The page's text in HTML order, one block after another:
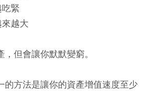
緊
越大
但會讓你默默變窮。
的方法是讓你的資產增值速度至少